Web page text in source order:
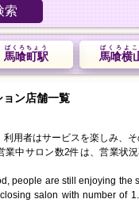
索
馬喰横
ばくろよこ
馬喰町駅
ばくろちょう
ン店舗一覧
用者はサービスを楽しみ、そ
中サロン数2件は、営業状
people are still enjoying the
salon with number of